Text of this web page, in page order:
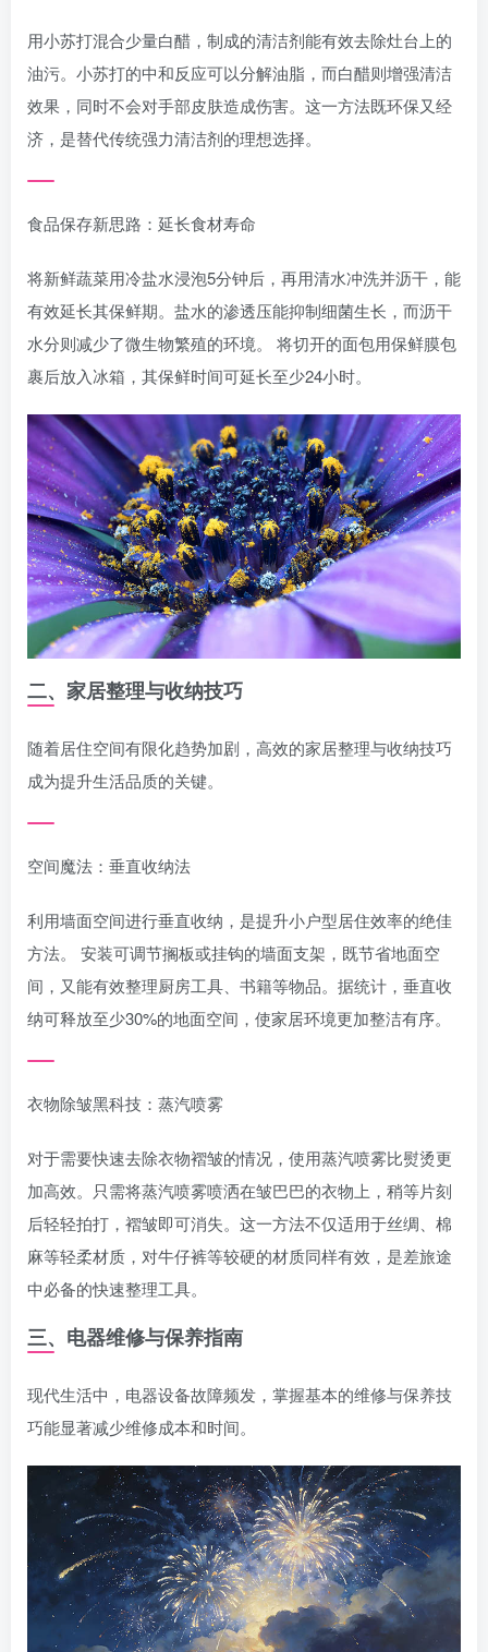
用小苏打混合少量白醋，制成的清洁剂能有效去除灶台上的
油污。小苏打的中和反应可以分解油脂，而白醋则增强清洁
效果，同时不会对手部皮肤造成伤害。这一方法既环保又经
济，是替代传统强力清洁剂的理想选择。
食品保存新思路：延长食材寿命
将新鲜蔬菜用冷盐水浸泡5分钟后，再用清水冲洗并沥干，能
有效延长其保鲜期。盐水的渗透压能抑制细菌生长，而沥干
水分则减少了微生物繁殖的环境。 将切开的面包用保鲜膜包
裹后放入冰箱，其保鲜时间可延长至少24小时。
二、家居整理与收纳技巧
随着居住空间有限化趋势加剧，高效的家居整理与收纳技巧
成为提升生活品质的关键。
空间魔法：垂直收纳法
利用墙面空间进行垂直收纳，是提升小户型居住效率的绝佳
方法。 安装可调节搁板或挂钩的墙面支架，既节省地面空
间，又能有效整理厨房工具、书籍等物品。据统计，垂直收
纳可释放至少30%的地面空间，使家居环境更加整洁有序。
衣物除皱黑科技：蒸汽喷雾
对于需要快速去除衣物褶皱的情况，使用蒸汽喷雾比熨烫更
加高效。只需将蒸汽喷雾喷洒在皱巴巴的衣物上，稍等片刻
后轻轻拍打，褶皱即可消失。这一方法不仅适用于丝绸、棉
麻等轻柔材质，对牛仔裤等较硬的材质同样有效，是差旅途
中必备的快速整理工具。
三、电器维修与保养指南
现代生活中，电器设备故障频发，掌握基本的维修与保养技
巧能显著减少维修成本和时间。